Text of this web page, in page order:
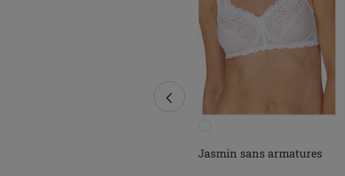
Jasmin sans armatures